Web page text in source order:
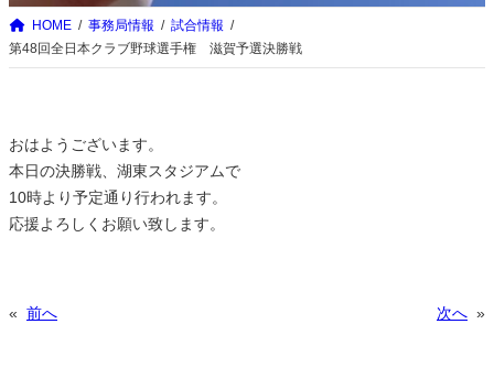
HOME 事務局情報
試合情報
第48回全日本クラブ野球選手権 滋賀予選決勝戦
おはようございます。
本日の決勝戦、湖東スタジアムで
10時より予定通り行われます。
応援よろしくお願い致します。
« 前へ 次へ »